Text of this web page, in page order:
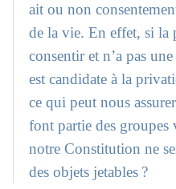
ait ou non
de la vie. En effet, si la
consentir et n’a pas
est candidate à la
ce qui peut nous
font partie des groupes
notre Constitution ne
des objets jetables ?